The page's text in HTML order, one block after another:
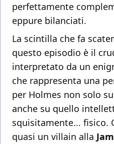
perfettamente
eppure bilanciati.
La scintilla che fa
questo episodio è il
interpretato da un
che rappresenta una
per Holmes non solo
anche su quello
squisitamente... fisico.
quasi un villain alla